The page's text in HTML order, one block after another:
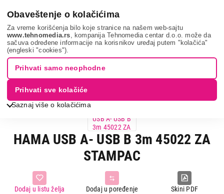
Obaveštenje o kolačićima
Za vreme korišćenja bilo koje stranice na našem web-sajtu
www.tehnomedia.rs , kompanija Tehnomedia centar d.o.o. može da
sačuva određene informacije na korisnikov uređaj putem "kolačića"
(engleski "cookies").
Saznaj više o kolačićima
Prihvati samo neophodne
Prihvati sve kolačiće
It & gaming Kablovi i adapteri Hama usb a- usb...
HAMA USB A- USB B 3m 45022 ZA
STAMPAC
Skini PDF
Dodaj u poređenje
Dodaj u listu želja